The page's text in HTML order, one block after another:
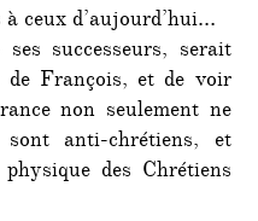
ceux d’aujourd’hui…
successeurs, serait
de François, et de voir
non seulement ne
anti-chrétiens, et
des Chrétiens